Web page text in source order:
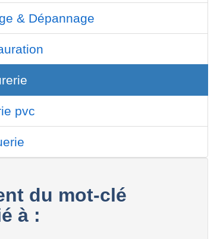
& Dépannage
pvc
du mot-clé
à :